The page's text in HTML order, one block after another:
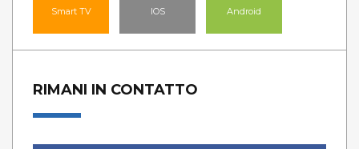
Smart TV IOS Android
RIMANI IN CONTATTO